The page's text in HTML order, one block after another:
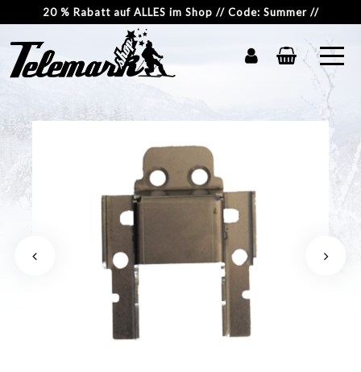
20 % Rabatt auf ALLES im Shop // Code: Summer //